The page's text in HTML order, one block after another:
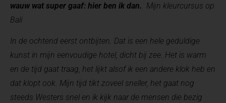
wauw wat super gaaf: hier ben ik dan. Mijn kleurcursus op
Bali
In de ochtend eerst ontbijten. Dat is een hele geduldige
kunst in mijn eenvoudige hotel, dicht bij zee. Het is warm
en de tijd gaat traag, het lijkt alsof ik een andere klok heb en
dat klopt ook. Mijn tijd tikt zoveel sneller, het gaat nog
steeds Westers snel en ik kijk naar de mensen die bezig